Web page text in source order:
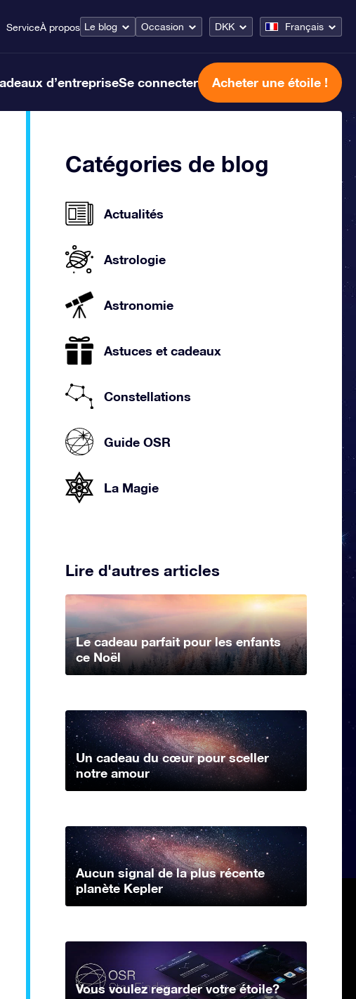
ServiceÀ propos Le blog Occasion DKK Français
d’entrepriseSe connecter Acheter une étoile !
Catégories de blog
Actualités
Astrologie
Astronomie
Astuces et cadeaux
Constellations
Guide OSR
La Magie
Lire d'autres articles
Le cadeau parfait pour les enfants
ce Noël
Un cadeau du cœur pour sceller
notre amour
Aucun signal de la plus récente
planète Kepler
Vous voulez regarder votre étoile?